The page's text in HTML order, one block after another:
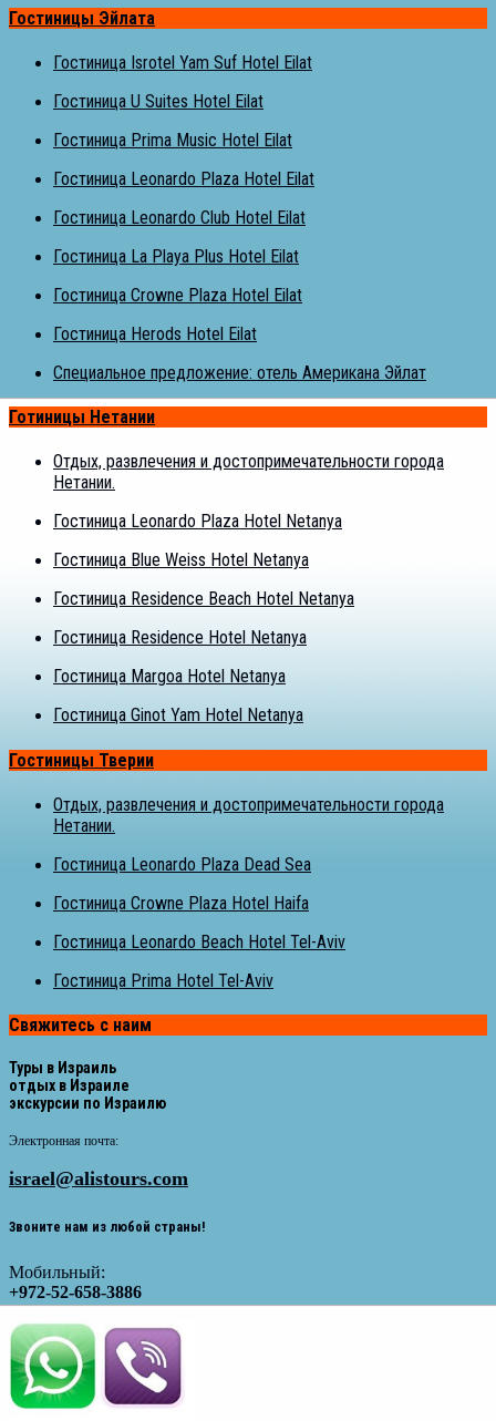
Гостиницы Эйлата
Гостиница Isrotel Yam Suf Hotel Eilat
Гостиница U Suites Hotel Eilat
Гостиница Prima Music Hotel Eilat
Гостиница Leonardo Plaza Hotel Eilat
Гостиница Leonardo Club Hotel Eilat
Гостиница La Playa Plus Hotel Eilat
Гостиница Crowne Plaza Hotel Eilat
Гостиница Herods Hotel Eilat
Специальное предложение: отель Американа Эйлат
Готиницы Нетании
Отдых, развлечения и достопримечательности города
Нетании.
Гостиница Leonardo Plaza Hotel Netanya
Гостиница Blue Weiss Hotel Netanya
Гостиница Residence Beach Hotel Netanya
Гостиница Residence Hotel Netanya
Гостиница Margoa Hotel Netanya
Гостиница Ginot Yam Hotel Netanya
Гостиницы Тверии
Отдых, развлечения и достопримечательности города
Нетании.
Гостиница Leonardo Plaza Dead Sea
Гостиница Crowne Plaza Hotel Haifa
Гостиница Leonardo Beach Hotel Tel-Aviv
Гостиница Prima Hotel Tel-Aviv
Свяжитесь с наим
Туры в Израиль
отдых в Израиле
экскурсии по Израилю
Электронная почта:
israel@alistours.com
Звоните нам из любой страны!
Мобильный:
+972-52-658-3886